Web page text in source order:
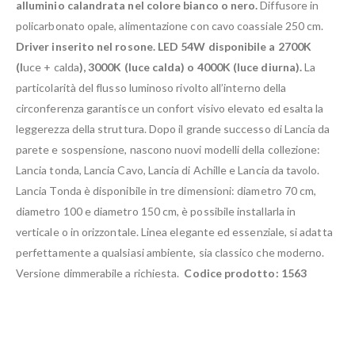
alluminio calandrata nel colore bianco o nero.Diffusore in
policarbonato opale, alimentazione con cavo coassiale 250 cm.
Driver inserito nel rosone. LED 54W disponibile a 2700K
(luce + calda), 3000K (luce calda) o 4000K (luce diurna).La
particolarità del flusso luminoso rivolto all’interno della
circonferenza garantisce un confort visivo elevato ed esalta la
leggerezza della struttura. Dopo il grande successo di Lancia da
parete e sospensione, nascono nuovi modelli della collezione:
Lancia tonda, Lancia Cavo, Lancia di Achille e Lancia da tavolo.
Lancia Tonda è disponibile in tre dimensioni: diametro 70 cm,
diametro 100 e diametro 150 cm, è possibile installarla in
verticale o in orizzontale. Linea elegante ed essenziale, si adatta
perfettamente a qualsiasi ambiente, sia classico che moderno.
Versione dimmerabile a richiesta. Codice prodotto: 1563